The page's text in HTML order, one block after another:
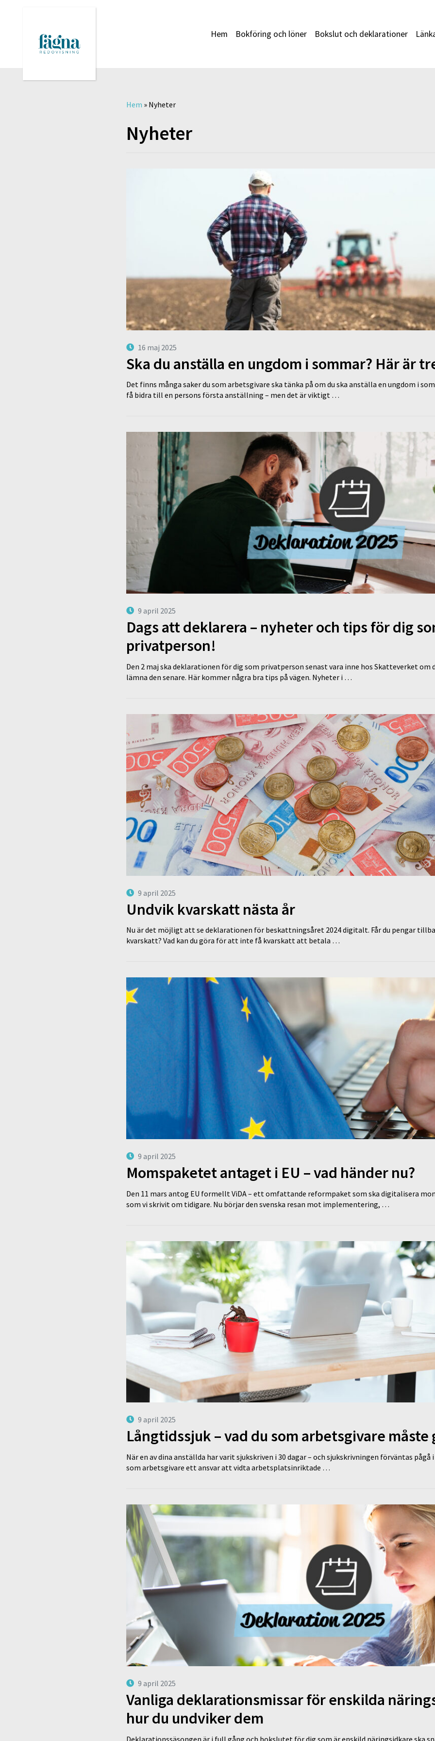
Hem Bokföring och löner Bokslut och deklarationer
Hem » Nyheter
Nyheter
16 maj 2025
Ska du anställa en ungdom i sommar? Här är
Det finns många saker du som arbetsgivare ska tänka på om du ska anställa en ungdom i
få bidra till en persons första anställning – men det är viktigt …
9 april 2025
Dags att deklarera – nyheter och tips för dig
privatperson!
Den 2 maj ska deklarationen för dig som privatperson senast vara inne hos Skatteverket
lämna den senare. Här kommer några bra tips på vägen. Nyheter i …
9 april 2025
Undvik kvarskatt nästa år
Nu är det möjligt att se deklarationen för beskattningsåret 2024 digitalt. Får du pengar
kvarskatt? Vad kan du göra för att inte få kvarskatt att betala …
9 april 2025
Momspaketet antaget i EU – vad händer nu?
Den 11 mars antog EU formellt ViDA – ett omfattande reformpaket som ska digitalisera
som vi skrivit om tidigare. Nu börjar den svenska resan mot implementering, …
9 april 2025
Långtidssjuk – vad du som arbetsgivare måste
När en av dina anställda har varit sjukskriven i 30 dagar – och sjukskrivningen förväntas pågå
som arbetsgivare ett ansvar att vidta arbetsplatsinriktade …
9 april 2025
Vanliga deklarationsmissar för enskilda
hur du undviker dem
Deklarationssäsongen är i full gång och bokslutet för dig som är enskild näringsidkare ska